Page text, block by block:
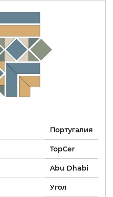
Португалия
TopCer
Abu Dhabi
Угол